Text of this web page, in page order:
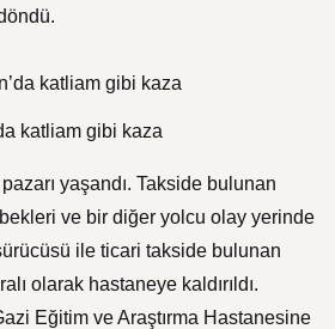
katliam gibi kaza
yaşandı. Takside bulunan
ve bir diğer yolcu olay yerinde
ile ticari takside bulunan
olarak hastaneye kaldırıldı.
Eğitim ve Araştırma Hastanesine